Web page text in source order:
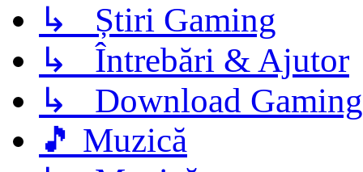
↳ Știri Gaming
↳ Întrebări & Ajutor
↳ Download Gaming
🎵 Muzică